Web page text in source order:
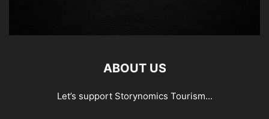
ABOUT US
Let’s support Storynomics Tourism...